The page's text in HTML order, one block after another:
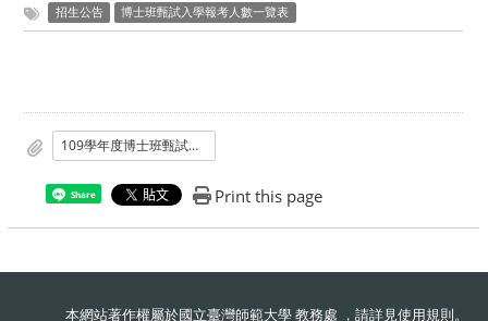
招生公告 博士班甄試入學報考人數一覽表
109學年度博士班甄試入學合格考生人數統計
Share Print this page
本網站著作權屬於國立臺灣師範大學 教務處 ，請詳見使用規則。